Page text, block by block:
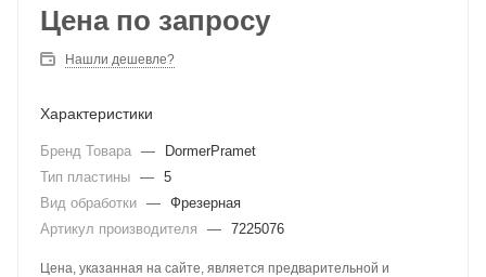
Цена по запросу
Нашли дешевле?
Характеристики
Бренд Товара —
DormerPramet
Тип пластины — 5
Вид обработки — Фрезерная
Артикул производителя
— 7225076
Цена, указанная на сайте, является предварительной и